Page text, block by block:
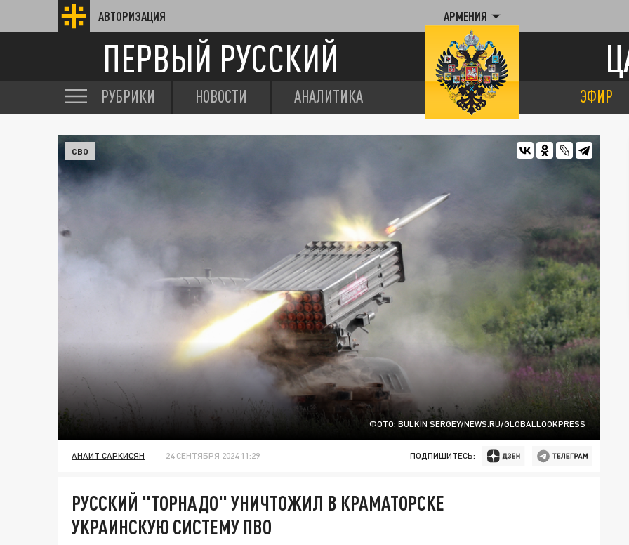
АВТОРИЗАЦИЯ АРМЕНИЯ
ПЕРВЫЙ РУССКИЙ
РУБРИКИ НОВОСТИ АНАЛИТИКА ЭФИР
ФОТО: BULKIN SERGEY/NEWS.RU/GLOBALLOOKPRESS
СВО
АНАИТ САРКИСЯН 24 СЕНТЯБРЯ 2024 11:29 ПОДПИШИТЕСЬ:
РУССКИЙ "ТОРНАДО" УНИЧТОЖИЛ В КРАМАТОРСКЕ
УКРАИНСКУЮ СИСТЕМУ ПВО